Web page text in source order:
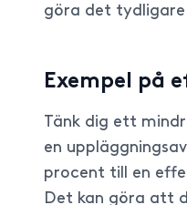
göra det tydligare
Exempel på
Tänk dig ett
en
procent till en
Det kan göra att